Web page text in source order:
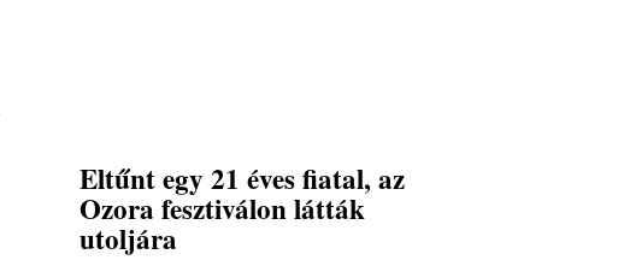
Eltűnt egy 21 éves fiatal, az
Ozora fesztiválon látták
utoljára